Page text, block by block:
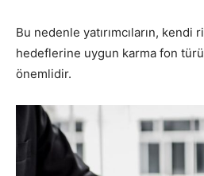
Bu nedenle yatırımcıların,
hedeflerine uygun karma fon
önemlidir.